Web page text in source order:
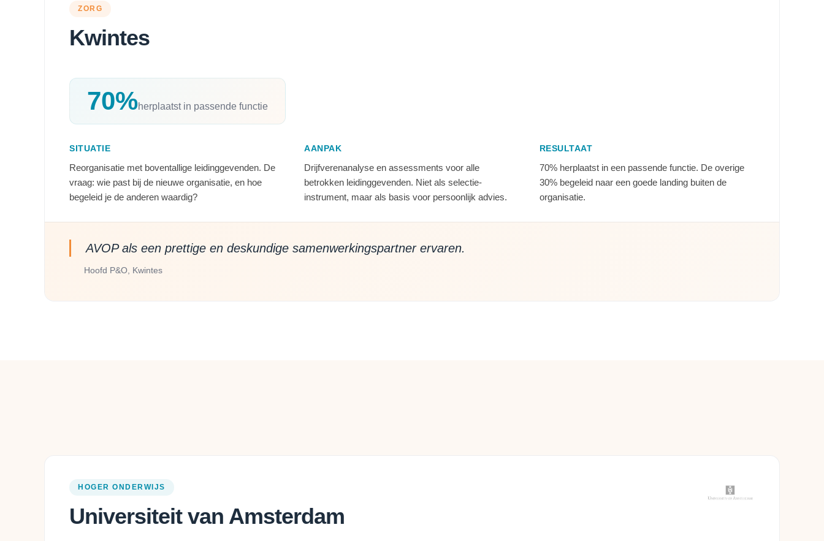
ZORG
Kwintes
70%herplaatst in passende functie
SITUATIE
Reorganisatie met boventallige leidinggevenden. De
vraag: wie past bij de nieuwe organisatie, en hoe
begeleid je de anderen waardig?
AANPAK
Drijfverenanalyse en assessments voor alle
betrokken leidinggevenden. Niet als selectie-
instrument, maar als basis voor persoonlijk advies.
RESULTAAT
70% herplaatst in een passende functie. De overige
30% begeleid naar een goede landing buiten de
organisatie.
AVOP als een prettige en deskundige samenwerkingspartner ervaren.
Hoofd P&O, Kwintes
HOGER ONDERWIJS
Universiteit van Amsterdam